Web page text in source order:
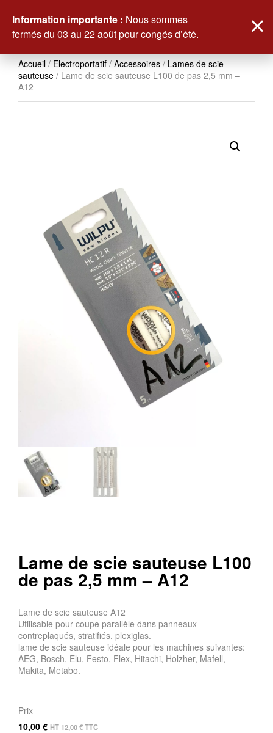
Accueil / Electroportatif / Accessoires / Lames de scie
sauteuse / Lame de scie sauteuse L100 de pas 2,5 mm –
A12
Lame de scie sauteuse L100
de pas 2,5 mm – A12
Lame de scie sauteuse A12
Utilisable pour coupe parallèle dans panneaux
contreplaqués, stratifiés, plexiglas.
lame de scie sauteuse idéale pour les machines suivantes:
AEG, Bosch, Elu, Festo, Flex, Hitachi, Holzher, Mafell,
Makita, Metabo.
Prix
10,00 € HT 12,00€TTC
Information importante : Nous sommes
fermés du 03 au 22 août pour congés d’été.